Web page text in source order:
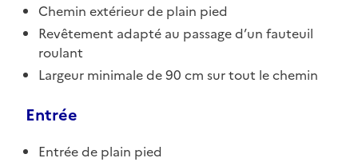
Chemin extérieur de plain pied
Revêtement adapté au passage d’un fauteuil
roulant
Largeur minimale de 90 cm sur tout le chemin
Entrée
Entrée de plain pied